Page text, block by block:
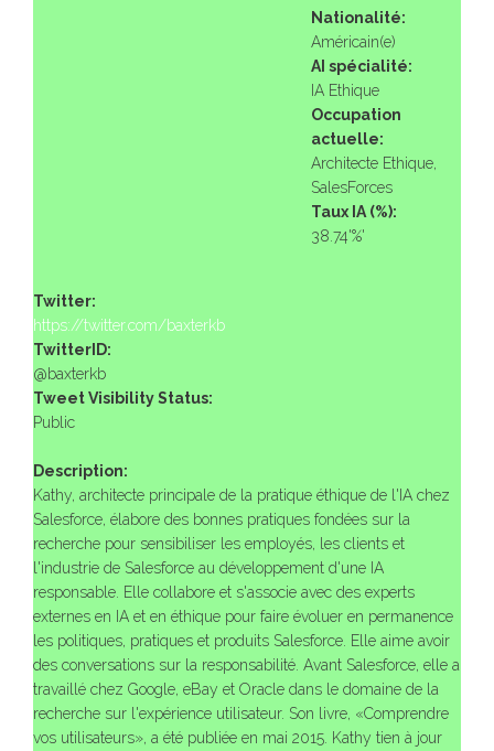
Nationalité:
Américain(e)
AI spécialité:
IA Ethique
Occupation
actuelle:
Architecte Ethique,
SalesForces
Taux IA (%):
38.74'%'
Twitter:
https://twitter.com/baxterkb
TwitterID:
@baxterkb
Tweet Visibility Status:
Public
Description:
Kathy, architecte principale de la pratique éthique de l'IA chez
Salesforce, élabore des bonnes pratiques fondées sur la
recherche pour sensibiliser les employés, les clients et
l'industrie de Salesforce au développement d'une IA
responsable. Elle collabore et s'associe avec des experts
externes en IA et en éthique pour faire évoluer en permanence
les politiques, pratiques et produits Salesforce. Elle aime avoir
des conversations sur la responsabilité. Avant Salesforce, elle a
travaillé chez Google, eBay et Oracle dans le domaine de la
recherche sur l'expérience utilisateur. Son livre, «Comprendre
vos utilisateurs», a été publiée en mai 2015. Kathy tien à jour